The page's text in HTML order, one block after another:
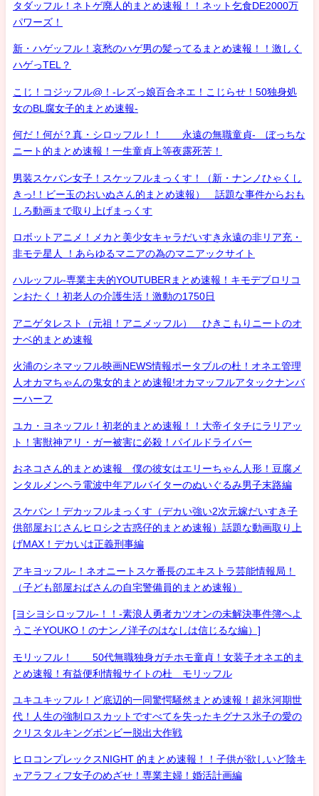
タダッフル！ネトゲ廃人的まとめ速報！！ネット乞食DE2000万
パワーズ！
新・ハゲッフル！哀愁のハゲ男の髪ってるまとめ速報！！激しく
ハゲっTEL？
こじ！コジッフル@！-レズっ娘百合ネエ！こじらせ！50独身処
女のBL腐女子的まとめ速報-
何だ！何が？真・シロッフル！！ 永遠の無職童貞- ぼっちな
ニート的まとめ速報！一生童貞上等夜露死苦！
男装スケバン女子！スケッフルまっくす！（新・ナンノひゃくし
きっ!！ビー玉のおいぬさん的まとめ速報） 話題な事件からおも
しろ動画まで取り上げまっくす
ロボットアニメ！メカと美少女キャラだいすき永遠の非リア充・
非モテ星人 ！あらゆるマニアの為のマニアックサイト
ハルッフル-専業主夫的YOUTUBERまとめ速報！キモデブロリコ
ンおたく！初老人の介護生活！激動の1750日
アニゲタレスト（元祖！アニメッフル） ひきこもりニートのオ
ナベ的まとめ速報
火浦のシネマッフル映画NEWS情報ポータブルの杜！オネエ管理
人オカマちゃんの鬼女的まとめ速報!オカマッフルアタックナンバ
ーハーフ
ユカ・ヨネッフル！初老的まとめ速報！！大帝イタチにラリアッ
ト！害獣神アリ・ガー被害に必殺！パイルドライバー
おネコさん的まとめ速報 僕の彼女はエリーちゃん人形！豆腐メ
ンタルメンヘラ電波中年アルバイターのぬいぐるみ男子末路編
スケバン！デカッフルまっくす（デカい強い2次元嫁だいすき子
供部屋おじさんヒロシ之古惑仔的まとめ速報）話題な動画取り上
げMAX！デカいは正義刑事編
アキヨッフル-！ネオニートスケ番長のエキストラ芸能情報局！
（子ども部屋おばさんの自宅警備員的まとめ速報）
[ヨシヨシロッフル-！！-素浪人勇者カツオンの未解決事件簿へよ
うこそYOUKO！のナンノ洋子のはなしは信じるな編）]
モリッフル！ 50代無職独身ガチホモ童貞！女装子オネエ的ま
とめ速報！有益便利情報サイトの杜 モリッフル
ユキユキッフル！ど底辺的一同驚愕騒然まとめ速報！超氷河期世
代！人生の強制ロスカットですべてを失ったキグナス氷子の愛の
クリスタルキングボンビー脱出大作戦
ヒロコンプレックスNIGHT 的まとめ速報！！子供が欲しいど陰キ
ャアラフィフ女子のめざせ！専業主婦！婚活計画編